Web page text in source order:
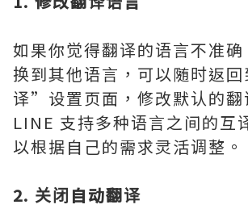
如果你觉得翻译的语言不准
换到其他语言，可以随时返
译”设置页面，修改默认的翻
LINE 支持多种语言之间的互
以根据自己的需求灵活调整。
2. 关闭自动翻译